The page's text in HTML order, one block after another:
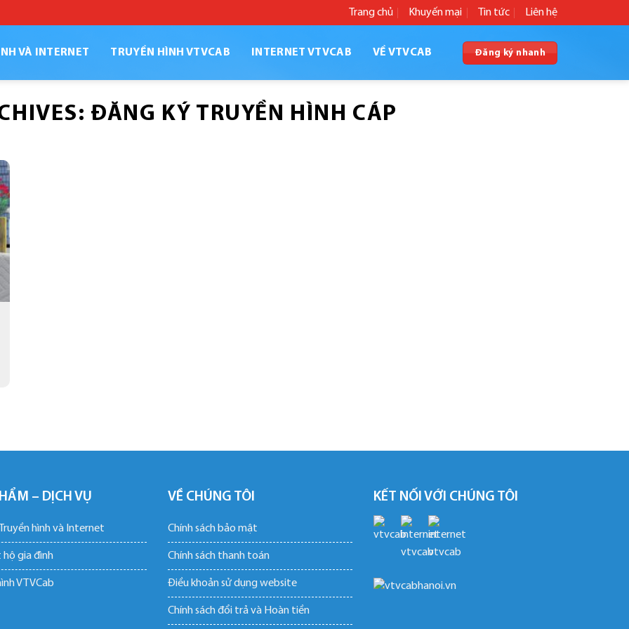
Trang chủ Khuyến mại Tin tức Liên hệ
VÀ INTERNET TRUYỀN HÌNH VTVCAB INTERNET VTVCAB VỀ VTVCAB Đăng ký nhanh
ĐĂNG KÝ TRUYỀN HÌNH CÁP
– DỊCH VỤ
hình và Internet
hộ gia đình
VTVCab
VỀ CHÚNG TÔI
Chính sách bảo mật
Chính sách thanh toán
Điều khoản sử dụng website
Chính sách đổi trả và Hoàn tiền
KẾT NỐI VỚI CHÚNG TÔI